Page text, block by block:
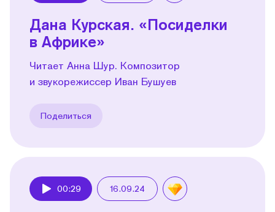
Дана Курская. «Посиделки
в Африке»
Читает Анна Шур. Композитор
и звукорежиссер Иван Бушуев
Поделиться
00:29 16.09.24